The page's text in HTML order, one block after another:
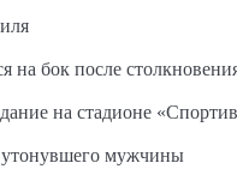
на бок после
на стадионе
мужчины